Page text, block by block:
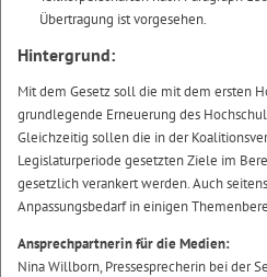
Übertragung ist vorgesehen.
Hintergrund:
Mit dem Gesetz soll die mit dem ersten
grundlegende Erneuerung des
Gleichzeitig sollen die in der
Legislaturperiode gesetzten Ziele im
gesetzlich verankert werden. Auch
Anpassungsbedarf in einigen
Ansprechpartnerin für die Medien:
Nina Willborn, Pressesprecherin bei der